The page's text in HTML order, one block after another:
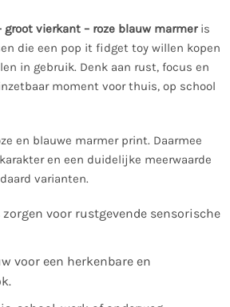
groot vierkant – roze blauw marmeris
die een pop it fidget toy willen kopen
in gebruik. Denk aan rust, focus en
moment voor thuis, op school
en blauwe marmer print. Daarmee
en een duidelijke meerwaarde
varianten.
voor rustgevende sensorische
voor een herkenbare en